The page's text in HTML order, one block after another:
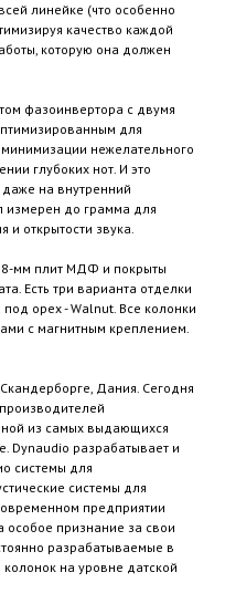
линейке (что особенно
качество каждой
которую она должен
фазоинвертора с двумя
для
нежелательного
глубоких нот. И это
на внутренний
до грамма для
и открытости звука.
мм плит МДФ и покрыты
Есть три варианта отделки
орех - Walnut. Все колонки
с магнитным креплением.
Дания. Сегодня
из самых выдающихся
Dynaudio разрабатывает и
системы для
системы для
предприятии
признание за свои
разрабатываемые в
на уровне датской